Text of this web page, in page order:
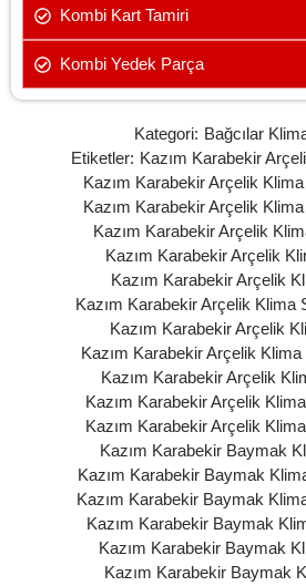
Kombi Kart Tamiri
Kombi Yedek Parça
Kategori: Bağcılar
Etiketler: Kazım Karabekir
Kazım Karabekir Arçelik
Kazım Karabekir Arçelik Klima
Kazım Karabekir Arçelik
Kazım Karabekir Arçelik
Kazım Karabekir Arçelik
Kazım Karabekir Arçelik Klima
Kazım Karabekir Arçelik
Kazım Karabekir Arçelik
Kazım Karabekir Arçelik
Kazım Karabekir Arçelik
Kazım Karabekir Arçelik
Kazım Karabekir Baymak
Kazım Karabekir Baymak
Kazım Karabekir Baymak
Kazım Karabekir Baymak
Kazım Karabekir Baymak
Kazım Karabekir Baymak